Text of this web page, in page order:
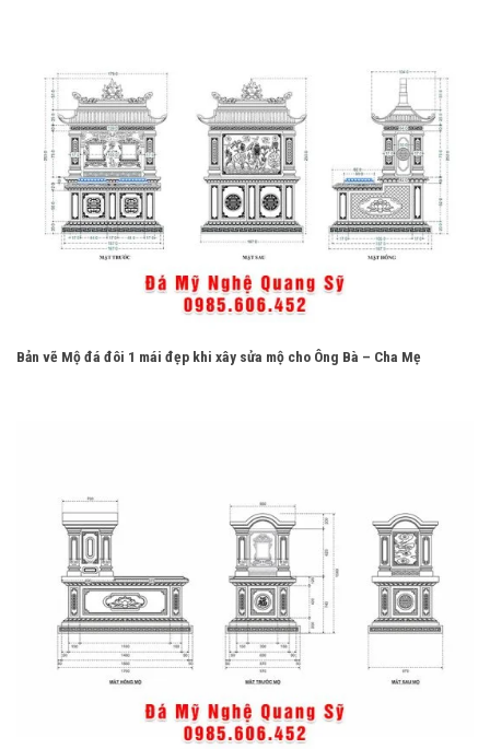
Bản vẽ Mộ đá đôi 1 mái đẹp khi xây sửa mộ cho Ông Bà – Cha Mẹ